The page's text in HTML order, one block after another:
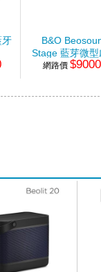
牙
B&O
Stage 藍芽微型
網路價